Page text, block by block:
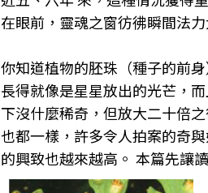
在眼前，靈魂之窗彷彿瞬間法
你知道植物的胚珠（種子的前
長得就像是星星放出的光芒，
下沒什麼稀奇，但放大二十倍
也都一樣，許多令人拍案的奇
的興致也越來越高。 本篇先讓